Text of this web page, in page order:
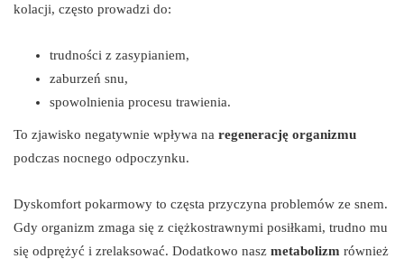
kolacji, często prowadzi do:
trudności z zasypianiem,
zaburzeń snu,
spowolnienia procesu trawienia.
To zjawisko negatywnie wpływa na regenerację organizmu
podczas nocnego odpoczynku.
Dyskomfort pokarmowy to częsta przyczyna problemów ze snem.
Gdy organizm zmaga się z ciężkostrawnymi posiłkami, trudno mu
się odprężyć i zrelaksować. Dodatkowo nasz metabolizm również